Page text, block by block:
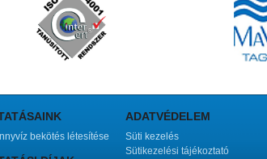
bekötés létesítése
ADATVÉDELEM
Süti kezelés
Sütikezelési tájékoztató